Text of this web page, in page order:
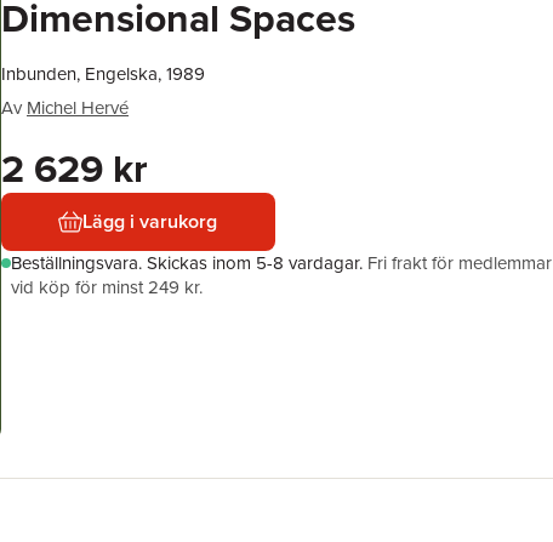
Dimensional Spaces
Inbunden, Engelska, 1989
Av Michel Hervé
2 629 kr
Lägg i varukorg
Beställningsvara.Skickas inom 5-8 vardagar. Fri frakt för medlemmar
vid köp för minst 249 kr.